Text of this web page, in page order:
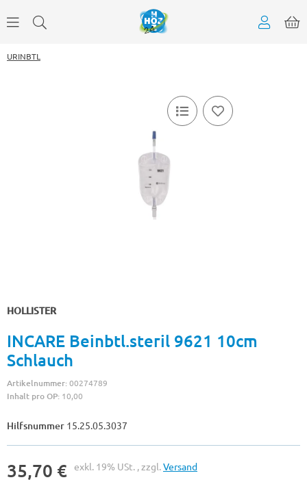
URINBTL
HOLLISTER
INCARE Beinbtl.steril 9621 10cm
Schlauch
Artikelnummer:00274789
Inhalt pro OP: 10,00
Hilfsnummer 15.25.05.3037
35,70 € exkl. 19% USt. , zzgl.Versand